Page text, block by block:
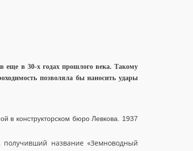
еще в 30-х годах прошлого века. Такому
позволяла бы наносить удары
в конструкторском бюро Левкова. 1937
название «Земноводный